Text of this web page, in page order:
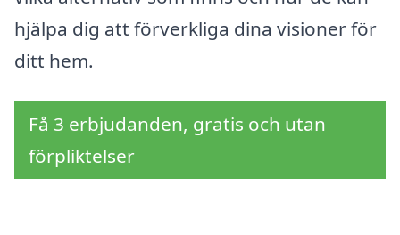
hjälpa dig att förverkliga dina visioner för
ditt hem.
Få 3 erbjudanden, gratis och utan
förpliktelser